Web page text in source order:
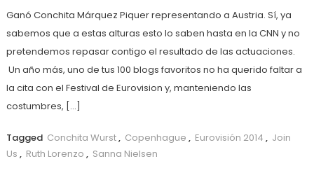
Ganó Conchita Márquez Piquer representando a Austria. Sí, ya
sabemos que a estas alturas esto lo saben hasta en la CNN y no
pretendemos repasar contigo el resultado de las actuaciones.
Un año más, uno de tus 100 blogs favoritos no ha querido faltar a
la cita con el Festival de Eurovision y, manteniendo las
costumbres, […]
Tagged Conchita Wurst, Copenhague , Eurovisión 2014 , Join
Us , Ruth Lorenzo , Sanna Nielsen